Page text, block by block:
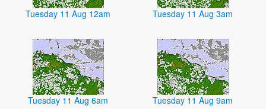
Tuesday 11 Aug 12am Tuesday 11 Aug 3am
Tuesday 11 Aug 6am Tuesday 11 Aug 9am